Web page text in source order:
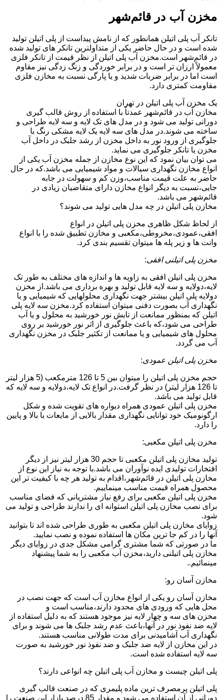
مخزن آب در قائم‌شهر
تانکر آب پلی اتیلن همانطور که از نامش پیداست از پلی اتیلن تولید
شده است و در حال حاضر یکی از متداولترین تانکر های تولید شده
در قائم‌شهر است.مخزن آب پلی اتیلن از نظر قیمت از تانکر فلزی
معمولاً ارزان تر است و در برابر خوردگی و زنگ زدگی نیز مقاوم
است اما در برابر ضربات شدید و یا پارگی نسبت به مخازن فلزی
مقاومت کمتری دارد.
یک مخزن آب پلی اتیلن در تهران
مخازن آب در قائم‌شهر عمدتاً با استفاده از روش قالب گیری
دورانی تولید می شود و در مدل های تک لایه و سه لایه طراحی و
ساخته می شوند.در مدل های سه لایه یک لایه مشکی رنگ با
جلوگیری از ورود نور به داخل مخزن از رشد جلبک در داخل آب
مخزن یا تانکر جلوگیری می نماید.
می توان بیان نمود که این نوع مخازن از جمله مخزن آب یکی از
انواع مخازن نگهداری سیالات و مواد شیمیایی می باشد.که در حال
حاضر به علت قیمت مناسب،وزن کم و سهولت در جابه
جایی،نسبت به دیگر انواع مخازن دارای متقاضیان زیادی در
قائم‌شهر می باشد.
مخازن پلی اتیلن در چه مدل هایی تولید می شوند؟
از لحاظ شکل ظاهری مخزن پلی اتیلن در انواع
افقی،عمودی،مخروطی،مکعبی و مخازن تطبیق شده را با انواع
وانت ها و زیر پله ها میتوان تقسیم بندی کرد.
مخزن پلی اتیلنی افقی:
مخزن پلی اتیلن افقی به زاویه ها و اندازه های مختلف به طور تک
لایه،دولایه و سه لایه قابل تولید و بهره برداری می باشد.از مخزن
دولایه پلی اتیلن بیشتر جهت نگهداری محلولهایی که شیمیایی و یا
نگهداری آب بصورت دفنی میتوان استفاده کرد.مخزن سه لایه پلی
اتیلن که بمنظور ممانعت از تابش نور خورشید به محلول و یا آب
طراحی می شود،که باعث جلوگیری از اثر نور خورشید بر روی
محلول های شیمیایی و یا ممانعت از تکثیر جلبک در مخزن نگهداری
آب می گردد.
مخزن پلی اتیلن عمودی:
حجم مخزن پلی اتیلن را میتوان بین 5 تا 126 مترمکعب (5 هزار لیتر
تا 126 هزار لیتر) در نظر گرفت.در انواع تک لایه،دولایه و سه لایه که
قابل تولید می باشد.
مخزن پلی اتیلن عمودی همراه دیواره های تقویت شده و شکل
ارگونومیک خود توانایی نگهداری مقدار بالایی از مایعات با بالا و پایین
را دارد.
مخزن پلی اتیلن مکعبی:
تولید مخازن پلی اتیلن مکعبی تا حجم 30 هزار لیتر نیز از دیگر
افتخارات تولیدی ایده نوآوران می باشد.با توجه به نیاز این نوع از
مخازن پلی اتیلن در قائم‌شهر،اقدام به تولید هر چه با کیفیت تر این
محصول همراه قیمت مناسب مینماییم.
مخزن پلی اتیلن مکعبی برای رفع نیاز مشتریانی که فضای مناسب
برای نصب مخازن پلی اتیلن استوانه ای را ندارند طراحی و تولید می
شود.
زوایای مخازن پلی اتیلن مکعبی به طوری طراحی شده اند تا بتوانید
آنها را در کم جا ترین مکان ها استفاده نموده و نصب نمایید.
ما در صورتی که شما مشتری گرامی مشکل جدی در زوایای دیگر
مخازن پلی اتیلنی دارید،مخزن آب مکعبی را به شما پیشنهاد
مینمائیم..
مخازن آسان رو:
مخازن آسان رو یکی از انواع مخازن آب است که جهت نصب در
محل هایی که ورودی های محدود دارند،مناسب است و
مخزن های سه و چهار لایه نیز موجود هستند که به دلیل استفاده از
لایه ضد نفوذ نور در آنها،باعث عدم رشد جلبک ها می شوند و برای
نگهداری آب آشامیدنی برای مدت طولانی مناسب هستند.
در این مخازن از لایه ضد جلبک و ضد نفوذ نور خورشید به صورت
سه لایه استفاده شده است.
پلی اتیلن چیست و مخازن آب پلی اتیلن چه انواعی دارند؟
پلی اتیلن پرمصرف ترین ماده پلیمری که در صنعت قالب گیری
دورانی از آن استفاده می شود و مقدار 85 درصد بازار این صنعت را